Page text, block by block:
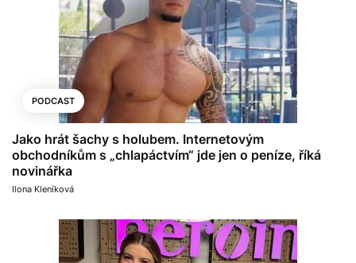
PODCAST
Jako hrát šachy s holubem. Internetovým
obchodníkům s „chlapáctvím“ jde jen o peníze, říká
novinářka
Ilona Kleníková